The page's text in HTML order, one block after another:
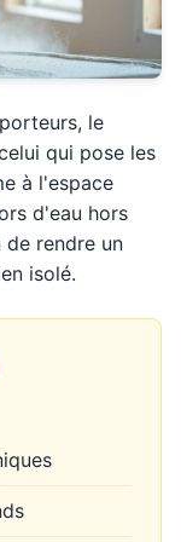
le
qui pose les
à l'espace
d'eau hors
rendre un
isolé.